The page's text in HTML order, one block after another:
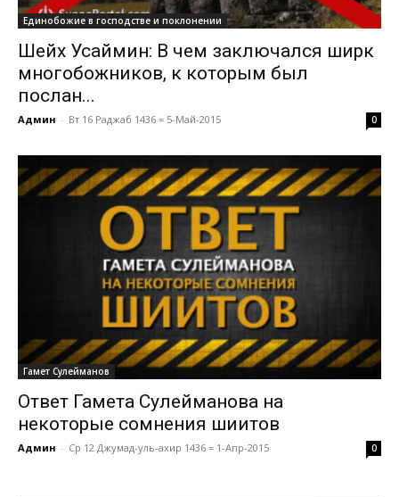
Единобожие в господстве и поклонении
Шейх Усаймин: В чем заключался ширк
многобожников, к которым был
послан...
Админ - Вт 16 Раджаб 1436 = 5-Май-2015 0
Гамет Сулейманов
Ответ Гамета Сулейманова на
некоторые сомнения шиитов
Админ - Ср 12 Джумад-уль-ахир 1436 = 1-Апр-2015 0